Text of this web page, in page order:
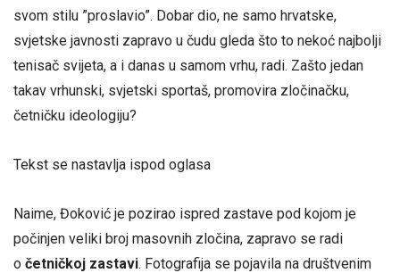
svom stilu ”proslavio”. Dobar dio, ne samo hrvatske,
svjetske javnosti zapravo u čudu gleda što to nekoć najbolji
tenisač svijeta, a i danas u samom vrhu, radi. Zašto jedan
takav vrhunski, svjetski sportaš, promovira zločinačku,
četničku ideologiju?
Tekst se nastavlja ispod oglasa
Naime, Đoković je pozirao ispred zastave pod kojom je
počinjen veliki broj masovnih zločina, zapravo se radi
o četničkoj zastavi. Fotografija se pojavila na društvenim